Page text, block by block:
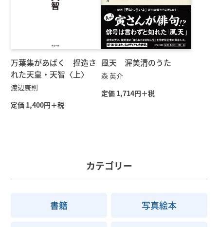
万葉集があばく 捏造さ
れた天皇・天智〈上〉
渡辺康則
定価 1,400円＋税
風天 渥美清のうた
森 英介
定価 1,714円＋税
カテゴリー
書籍 写真絵本